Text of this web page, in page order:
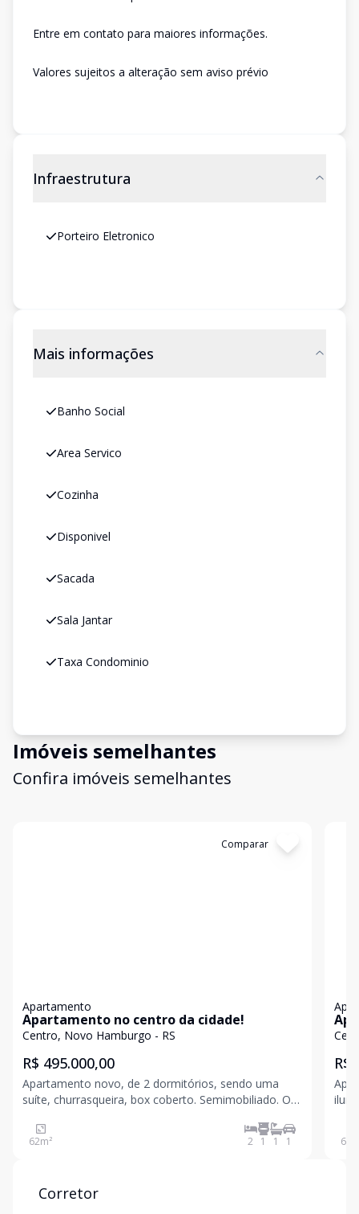
Entre em contato para maiores informações.
Valores sujeitos a alteração sem aviso prévio
Infraestrutura
Porteiro Eletronico
Mais informações
Banho Social
Area Servico
Cozinha
Disponivel
Sacada
Sala Jantar
Taxa Condominio
Imóveis semelhantes
Confira imóveis semelhantes
Comparar
Apartamento
Apartamento no centro da cidade!
Centro, Novo Hamburgo - RS
R$ 495.000,00
Apartamento novo, de 2 dormitórios, sendo uma
suíte, churrasqueira, box coberto. Semimobiliado. O
brinquedoteca, salão de festas, bicicletário e vagas
para visitantes. Agende uma visita! Valores sujeitos a
62m² 2 1 1 1
R$
67
Corretor